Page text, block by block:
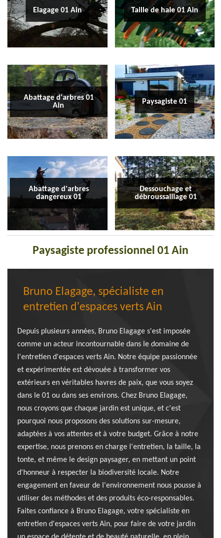
Elagage 01 Ain Taille de haie 01 Ain
Abattage d'arbres 01
Ain
Paysagiste 01
Abattage d'arbres
dangereux 01
Dessouchage et
débroussaillage 01
Paysagiste professionnel 01 Ain
Bruno Elagage, spécialiste en
entretien d'espaces verts Ain
Depuis plusieurs années, Bruno Elagage s'est imposée
comme un acteur incontournable dans le domaine de
l'entretien d'espaces verts Ain. Notre équipe passionnée
et expérimentée est dévouée à transformer vos
extérieurs en véritables havres de paix, que vous soyez
dans le 01 ou dans ses environs. Chez Bruno Elagage,
nous croyons que chaque jardin est unique, et c'est
pourquoi nous proposons des solutions sur-mesure,
adaptées à vos attentes et à votre budget. Grâce à notre
expertise, nous prenons en charge l'entretien, la taille, la
tonte, et même le design paysager, en mettant un point
d'honneur à respecter la biodiversité locale. Notre
engagement en faveur de l'environnement nous pousse à
utiliser des méthodes et des produits éco-responsables.
Faites confiance à Bruno Elagage, votre spécialiste en
entretien d'espaces verts Ain, pour faire de votre jardin